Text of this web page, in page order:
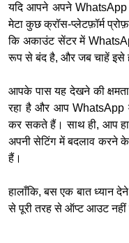
यदि आपने अपने
मेटा कुछ क्रॉस-प्लेटफ़ॉर्म
कि अकाउंट सेंटर में
रूप से बंद है, और जब चाहें इसे
आपके पास यह देखने की क्षमता
रहा है और आप WhatsApp में
कर सकते हैं। साथ ही, आप हाल
अपनी सेटिंग में बदलाव करने के
हैं।
हालाँकि, बस एक बात ध्यान
से पूरी तरह से ऑप्ट आउट नहीं